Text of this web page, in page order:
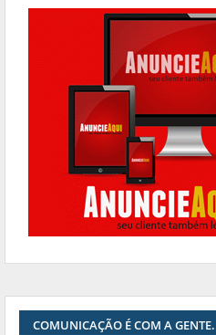
COMUNICAÇÃO É COM A GENTE.